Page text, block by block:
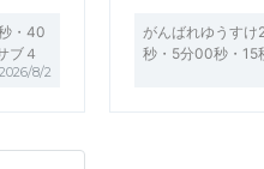
・40
ブ４
2026/8/2
がんばれゆうす
秒・5分00秒・15